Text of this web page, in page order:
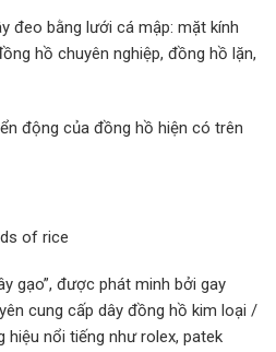
đeo bằng lưới cá mập: mặt kính
hồ chuyên nghiệp, đồng hồ lặn,
động của đồng hồ hiện có trên
gạo”, được phát minh bởi gay
cung cấp dây đồng hồ kim loại /
hiệu nổi tiếng như rolex, patek